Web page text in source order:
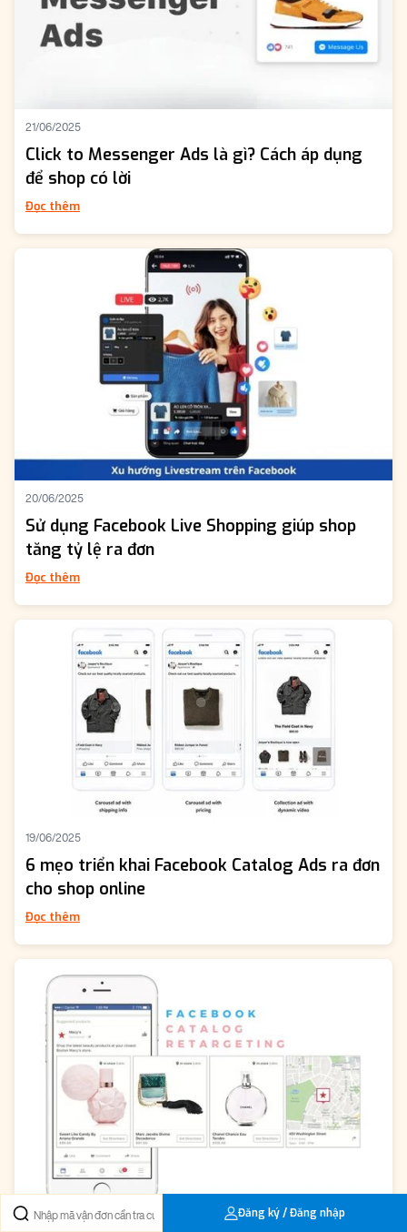
21/06/2025
Click to Messenger Ads là gì? Cách áp dụng
để shop có lời
Đọc thêm
20/06/2025
Sử dụng Facebook Live Shopping giúp shop
tăng tỷ lệ ra đơn
Đọc thêm
19/06/2025
6 mẹo triển khai Facebook Catalog Ads ra đơn
cho shop online
Đọc thêm
Đăng ký / Đăng nhập